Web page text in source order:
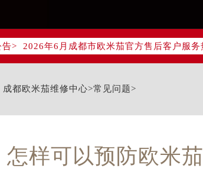
告>
2026年6月成都市欧米茄官方售后客户服
2026年6月欧米茄售后服务中心最新网点地
成都市锦江区人民东路6号SAC东原中心
节假日正常营业！
成都欧米茄维修中心>常见问题>
怎样可以预防欧米